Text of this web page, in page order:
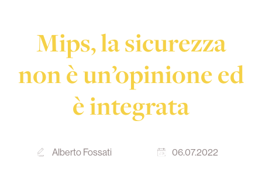
Mips, la sicurezza
non è un’opinione ed
è integrata
Alberto Fossati 06.07.2022